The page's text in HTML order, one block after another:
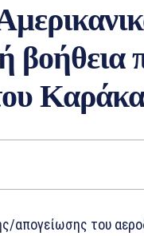
βοήθεια
απογείωσης του